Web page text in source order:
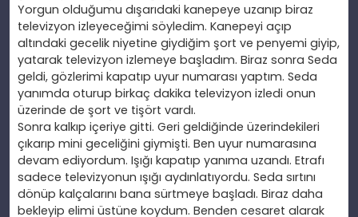
Yorgun olduğumu dışarıdaki kanepeye uzanıp biraz
televizyon izleyeceğimi söyledim. Kanepeyi açıp
altındaki gecelik niyetine giydiğim şort ve penyemi giyip,
yatarak televizyon izlemeye başladım. Biraz sonra Seda
geldi, gözlerimi kapatıp uyur numarası yaptım. Seda
yanımda oturup birkaç dakika televizyon izledi onun
üzerinde de şort ve tişört vardı.
Sonra kalkıp içeriye gitti. Geri geldiğinde üzerindekileri
çıkarıp mini geceliğini giymişti. Ben uyur numarasına
devam ediyordum. Işığı kapatıp yanıma uzandı. Etrafı
sadece televizyonun ışığı aydınlatıyordu. Seda sırtını
dönüp kalçalarını bana sürtmeye başladı. Biraz daha
bekleyip elimi üstüne koydum. Benden cesaret alarak